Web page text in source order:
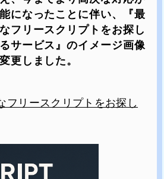
になったことに伴い、『最
フリースクリプトをお探し
サービス』のイメージ画像
更しました。
フリースクリプトをお探し